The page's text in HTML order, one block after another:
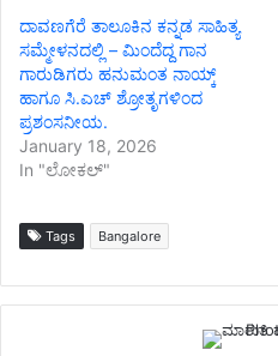
ದಾವಣಗೆರೆ ತಾಲೂಕಿನ ಕನ್ನಡ ಸಾಹಿತ್ಯ
ಸಮ್ಮೇಳನದಲ್ಲಿ – ಮಿಂದೆದ್ದ ಗಾನ
ಗಾರುಡಿಗರು ಹನುಮಂತ ನಾಯ್ಕ್
ಹಾಗೂ ಸಿ.ಎಚ್ ಶ್ರೋತೃಗಳಿಂದ
ಪ್ರಶಂಸನೀಯ.
January 18, 2026
In "ಲೋಕಲ್"
Tags Bangalore